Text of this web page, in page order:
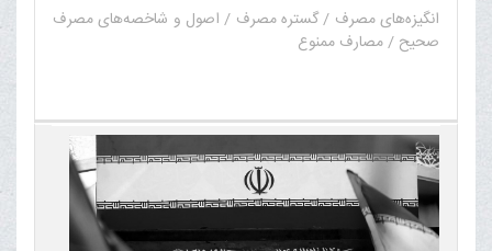
انگیزه‌های مصرف / گستره مصرف / اصول و شاخصه‌های مصرف
صحیح / مصارف ممنوع‌